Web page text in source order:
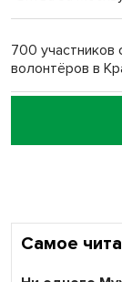
Обновлённое
700 участников
волонтёров в
Честный
объективность
Самое